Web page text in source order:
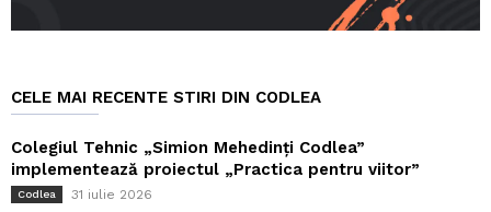
CELE MAI RECENTE STIRI DIN CODLEA
Colegiul Tehnic „Simion Mehedinți Codlea”
implementează proiectul „Practica pentru viitor”
Codlea 31 iulie 2026